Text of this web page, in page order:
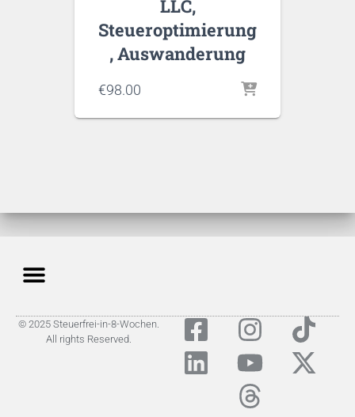
LLC,
Steueroptimierung
, Auswanderung
€98.00
© 2025 Steuerfrei-in-8-Wochen.
All rights Reserved.